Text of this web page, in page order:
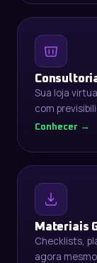
Sua loja
com
Conhecer →
Materiais
Checklists,
agora mesmo.